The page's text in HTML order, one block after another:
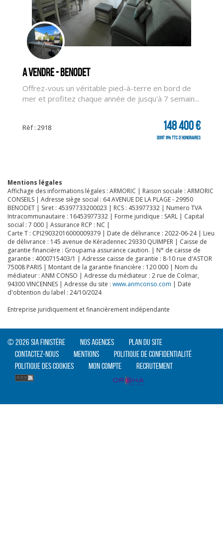
A vendre - BENODET
Offrez-vous un véritable pied-à-terre en bord de
mer et profitez chaque année de jusqu'à 7 semain...
Rèf : 2918 148 400 €
dont 6% TTC d'honoraires
Mentions légales
Affichage des informations légales : ARMORIC | Raison sociale : ARMORIC
CONSEILS | Adresse siège social : 64 AVENUE DE LA PLAGE - 29950
BENODET | Siret : 45397733200023 | RCS : 453977332 | Numero TVA
Intracommunautaire : 16453977332 | Forme juridique : SARL | Capital
social : 7 000 | Assurance RCP : NC |
Carte T : CPI29032016000009379 | Date de délivrance : 2022-06-24 | Lieu
de délivrance : 145 avenue de Kéradennec 29330 QUIMPER | Caisse de
garantie financière : Groupama assurance caution. | N° de caisse de
garantie : 4000715403/1 | Adresse caisse de garantie : 8-10 rue d'ASTOR
75008 PARIS | Montant de la garantie financière : 120 000 | Nom du
médiateur : ANM CONSO | Adresse du médiateur : 2 rue de Colmar,
94300 VINCENNES | Adresse du site : www.anmconso.com | Date
d'obtention du label : 24/10/2024
Entreprise juridiquement et financièrement indépendante
© 2026 SIA Finistère Nos agences
Plan du site
Contactez-nous
Mentions
Politique de confidentialité
Politique des cookies
Mon compte Recrutement